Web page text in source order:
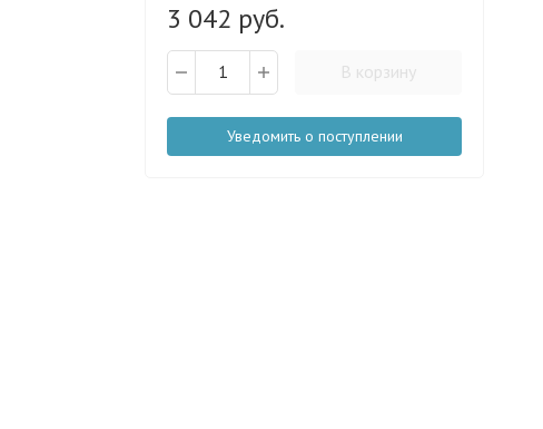
3 042 руб.
В корзину
Уведомить о поступлении